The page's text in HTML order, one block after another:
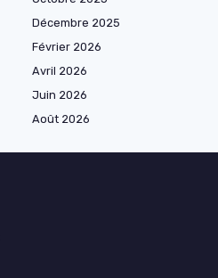
Décembre 2025
Février 2026
Avril 2026
Juin 2026
Août 2026